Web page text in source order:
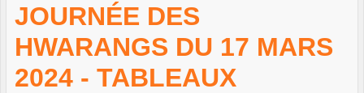
JOURNÉE DES
HWARANGS DU 17 MARS
2024 - TABLEAUX